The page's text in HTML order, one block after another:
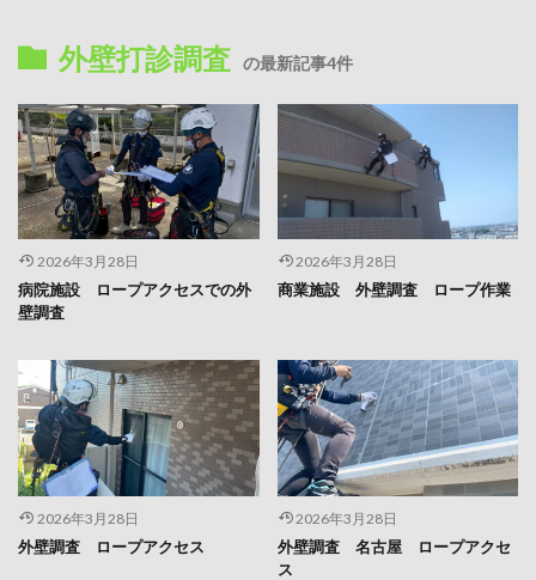
外壁打診調査 の最新記事4件
2026年3月28日
病院施設 ロープアクセスでの外
壁調査
2026年3月28日
商業施設 外壁調査 ロープ作業
2026年3月28日
外壁調査 ロープアクセス
2026年3月28日
外壁調査 名古屋 ロープアクセ
ス